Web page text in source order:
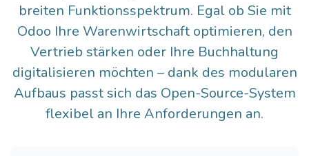
breiten Funktionsspektrum. Egal ob Sie mit
Odoo Ihre Warenwirtschaft optimieren, den
Vertrieb stärken oder Ihre Buchhaltung
digitalisieren möchten – dank des modularen
Aufbaus passt sich das Open-Source-System
flexibel an Ihre Anforderungen an.